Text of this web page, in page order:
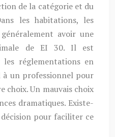
de la catégorie et du
les habitations, les
avoir une
de EI 30. Il est
réglementations en
un professionnel pour
choix. Un mauvais choix
dramatiques. Existe-
pour faciliter ce